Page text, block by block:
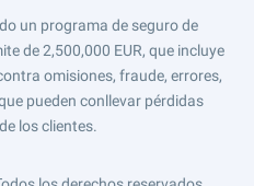
un programa de seguro de
de 2,500,000 EUR, que incluye
omisiones, fraude, errores,
pueden conllevar pérdidas
los clientes.